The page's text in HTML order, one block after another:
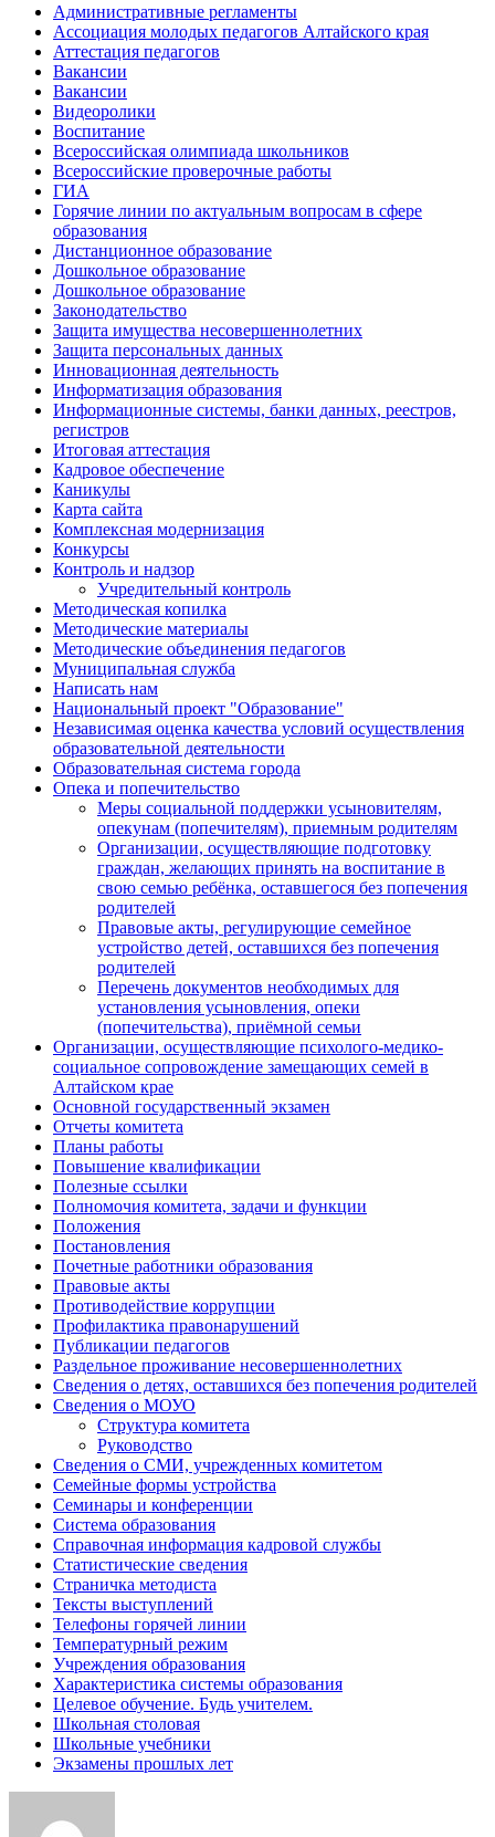
Административные регламенты
Ассоциация молодых педагогов Алтайского края
Аттестация педагогов
Вакансии
Вакансии
Видеоролики
Воспитание
Всероссийская олимпиада школьников
Всероссийские проверочные работы
ГИА
Горячие линии по актуальным вопросам в сфере
образования
Дистанционное образование
Дошкольное образование
Дошкольное образование
Законодательство
Защита имущества несовершеннолетних
Защита персональных данных
Инновационная деятельность
Информатизация образования
Информационные системы, банки данных, реестров,
регистров
Итоговая аттестация
Кадровое обеспечение
Каникулы
Карта сайта
Комплексная модернизация
Конкурсы
Контроль и надзор
Учредительный контроль
Методическая копилка
Методические материалы
Методические объединения педагогов
Муниципальная служба
Написать нам
Национальный проект "Образование"
Независимая оценка качества условий осуществления
образовательной деятельности
Образовательная система города
Опека и попечительство
Меры социальной поддержки усыновителям,
опекунам (попечителям), приемным родителям
Организации, осуществляющие подготовку
граждан, желающих принять на воспитание в
свою семью ребёнка, оставшегося без попечения
родителей
Правовые акты, регулирующие семейное
устройство детей, оставшихся без попечения
родителей
Перечень документов необходимых для
установления усыновления, опеки
(попечительства), приёмной семьи
Организации, осуществляющие психолого-медико-
социальное сопровождение замещающих семей в
Алтайском крае
Основной государственный экзамен
Отчеты комитета
Планы работы
Повышение квалификации
Полезные ссылки
Полномочия комитета, задачи и функции
Положения
Постановления
Почетные работники образования
Правовые акты
Противодействие коррупции
Профилактика правонарушений
Публикации педагогов
Раздельное проживание несовершеннолетних
Сведения о детях, оставшихся без попечения родителей
Сведения о МОУО
Структура комитета
Руководство
Сведения о СМИ, учрежденных комитетом
Семейные формы устройства
Семинары и конференции
Система образования
Справочная информация кадровой службы
Статистические сведения
Страничка методиста
Тексты выступлений
Телефоны горячей линии
Температурный режим
Учреждения образования
Характеристика системы образования
Целевое обучение. Будь учителем.
Школьная столовая
Школьные учебники
Экзамены прошлых лет